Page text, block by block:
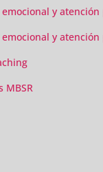
y atención
y
MBSR